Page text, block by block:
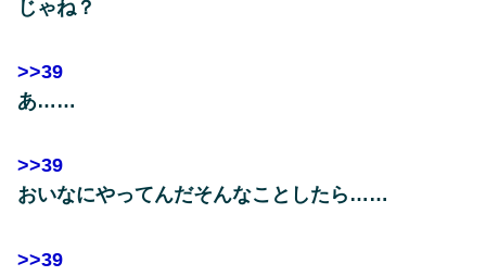
じゃね？
>>39
あ……
>>39
おいなにやってんだそんなことしたら……
>>39